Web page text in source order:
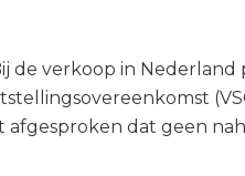
de verkoop in Nederland
afgesproken dat geen